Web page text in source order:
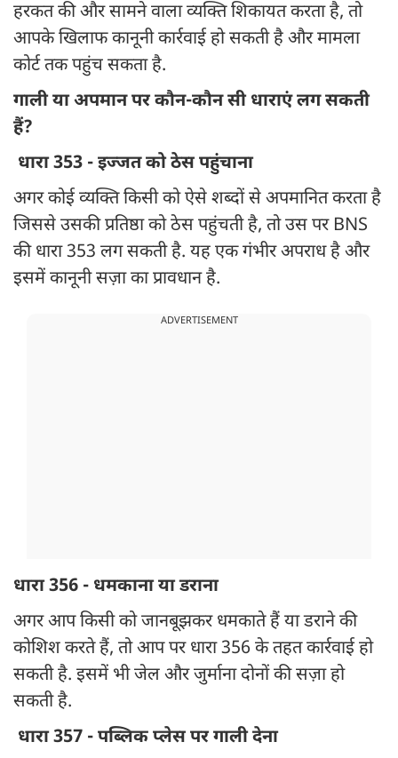
हरकत की और सामने वाला व्यक्ति शिकायत करता है, तो
आपके खिलाफ कानूनी कार्रवाई हो सकती है और मामला
कोर्ट तक पहुंच सकता है.
गाली या अपमान पर कौन-कौन सी धाराएं लग सकती
हैं?
धारा 353 - इज्जत को ठेस पहुंचाना
अगर कोई व्यक्ति किसी को ऐसे शब्दों से अपमानित करता है
जिससे उसकी प्रतिष्ठा को ठेस पहुंचती है, तो उस पर BNS
की धारा 353 लग सकती है. यह एक गंभीर अपराध है और
इसमें कानूनी सज़ा का प्रावधान है.
ADVERTISEMENT
धारा 356 - धमकाना या डराना
अगर आप किसी को जानबूझकर धमकाते हैं या डराने की
कोशिश करते हैं, तो आप पर धारा 356 के तहत कार्रवाई हो
सकती है. इसमें भी जेल और जुर्माना दोनों की सज़ा हो
सकती है.
धारा 357 - पब्लिक प्लेस पर गाली देना